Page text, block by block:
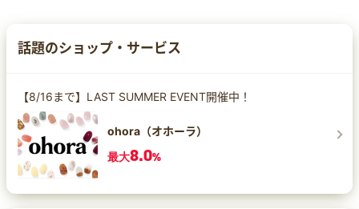
話題のショップ・サービス
【8/16まで】LAST SUMMER EVENT開催中！
ohora（オホーラ）
最大8.0%